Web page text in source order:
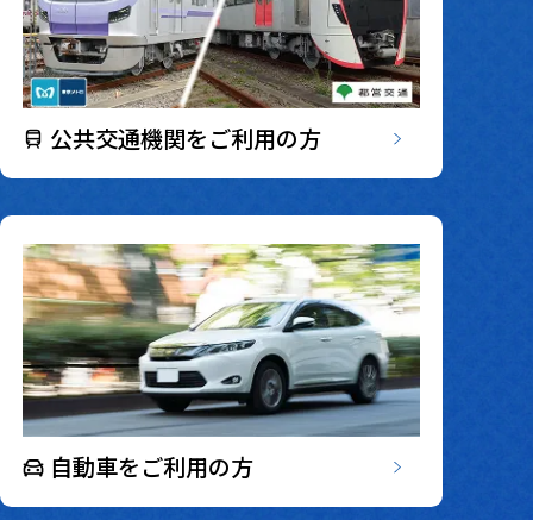
公共交通機関をご利用の方
自動車をご利用の方